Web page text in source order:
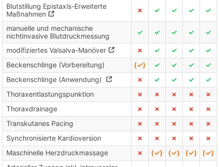
Blutstillung Epistaxis-Erweiterte
Maßnahmen
✗ ✓ ✓ ✓ ✓
manuelle und mechanische
nichtinvasive Blutdruckmessung
✓ ✓ ✓ ✓ ✓
modifiziertes Valsalva-Manöver ✗ ✓ ✓ ✓
✓
Beckenschlinge (Vorbereitung)
(✓) ✓ ✓ ✓
✓
Beckenschlinge (Anwendung)
✗ ✓ ✓ ✓
✓
Thoraxentlastungspunktion
✗ ✗ ✗ ✗
✗
Thoraxdrainage
✗ ✗ ✗ ✗
✗
Transkutanes Pacing
✗ ✗ ✗ ✗
✗
Synchronisierte Kardioversion
✗ ✗ ✗ ✗
✗
Maschinelle Herzdruckmassage
✗ (✓) (✓) (✓)
(✓)